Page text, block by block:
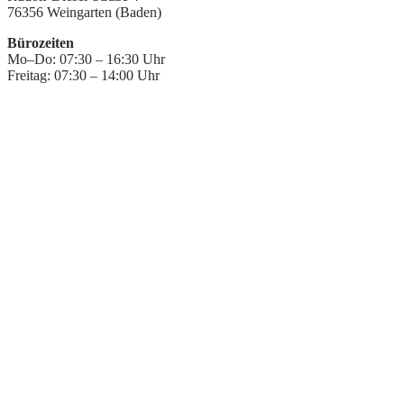
76356 Weingarten (Baden)
Bürozeiten
Mo–Do: 07:30 – 16:30 Uhr
Freitag: 07:30 – 14:00 Uhr